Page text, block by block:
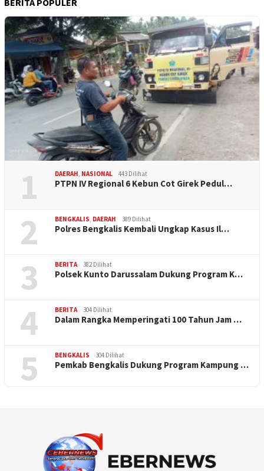
BERITA POPULER
1 DAERAH NASIONAL 443 Dilihat
PTPN IV Regional 6 Kebun Cot Girek Pedul…
2 BENGKALIS DAERAH 389 Dilihat
Polres Bengkalis Kembali Ungkap Kasus Il…
3 BERITA 382 Dilihat
Polsek Kunto Darussalam Dukung Program K…
4 BERITA 304 Dilihat
Dalam Rangka Memperingati 100 Tahun Jam …
5 BENGKALIS 304 Dilihat
Pemkab Bengkalis Dukung Program Kampung …